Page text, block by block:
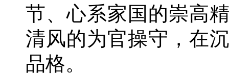
节、心系家国的崇高
清风的为官操守，在
品格。